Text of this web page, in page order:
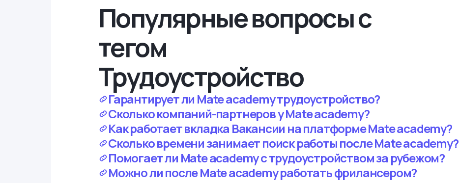
Популярные вопросы с
тегом
Трудоустройство
Гарантирует ли Mate academy трудоустройство?
Сколько компаний-партнеров у Mate academy?
Как работает вкладка Вакансии на платформе Mate academy?
Сколько времени занимает поиск работы после Mate academy?
Помогает ли Mate academy с трудоустройством за рубежом?
Можно ли после Mate academy работать фрилансером?